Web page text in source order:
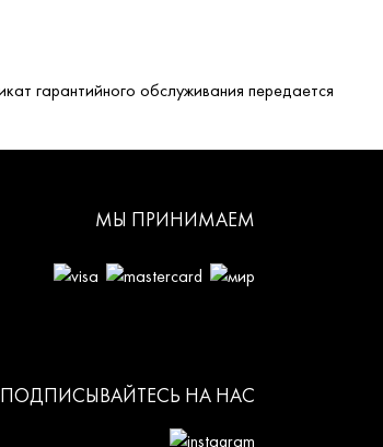
гарантийного обслуживания передается
МЫ ПРИНИМАЕМ
ПОДПИСЫВАЙТЕСЬ НА НАС